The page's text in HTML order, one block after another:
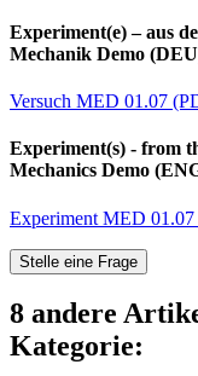
Experiment(e) – aus
Mechanik Demo
Versuch MED 01.07
Experiment(s) - from
Mechanics Demo
Experiment MED
Stelle eine Frage
8 andere
Kategorie: